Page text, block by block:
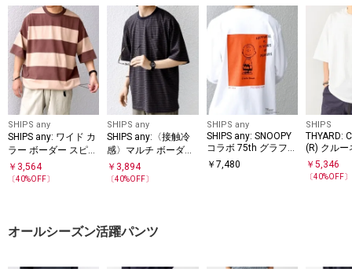
SHIPS any
SHIPS any: ワイド カ
ラー ボーダー スピン
ドル Tシャツ◇
￥ 3,564
〔40%OFF〕
SHIPS any
SHIPS any:〈接触冷
感〉マルチ ボーダー
ポケット Tシャツ◇
￥ 3,894
〔40%OFF〕
SHIPS any
SHIPS any: SNOOPY
コラボ 75th グラフィ
ック プリント Tシャ
￥ 7,480
SHIPS
THYARD:
(R) クルー
ャツ
￥5,346
〔40%OFF〕
オールシーズン活躍パンツ